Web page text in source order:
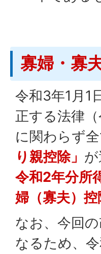
寡婦・寡
令和3年1月1
正する法律
に関わらず
り親控除」
令和2年分所
婦（寡夫）
なお、今回
なるため、